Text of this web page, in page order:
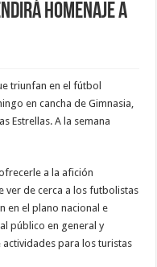
homenaje a
triunfan en el fútbol
en cancha de Gimnasia,
Estrellas. A la semana
a la afición
de cerca a los futbolistas
en el plano nacional e
público en general y
para los turistas